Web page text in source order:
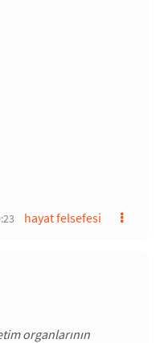
hayat felsefesi
organlarının